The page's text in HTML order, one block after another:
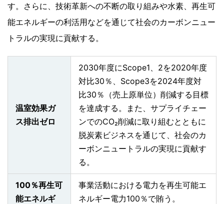
す。さらに、技術革新への不断の取り組みや水素、再生可
能エネルギーの利活用などを通じて社会のカーボンニュー
トラルの実現に貢献する。
温室効果ガ
ス排出ゼロ
2030年度にScope1、2を2020年度
対比30％、Scope3を2024年度対
比30％（売上原単位）削減する目標
を達成する。また、サプライチェー
ンでのCO₂削減に取り組むとともに
脱炭素ビジネスを通じて、社会のカ
ーボンニュートラルの実現に貢献す
る。
100％再生可
能エネルギ
事業活動における電力を再生可能エ
ネルギー電力100％で賄う。